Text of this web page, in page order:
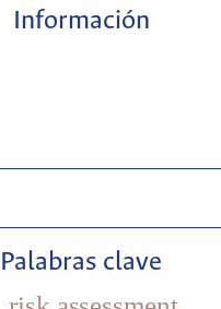
Información
Palabras clave